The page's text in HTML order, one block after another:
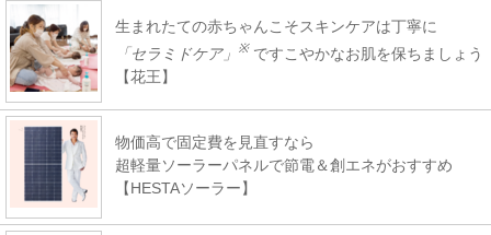
生まれたての赤ちゃんこそスキンケアは丁寧に
「セラミドケア」
※ ですこやかなお肌を保ちましょう
【花王】
物価高で固定費を見直すなら
超軽量ソーラーパネルで節電＆創エネがおすすめ
【HESTAソーラー】